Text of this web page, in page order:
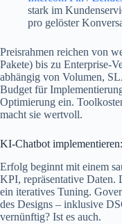
stark im
pro gelöster
Preisrahmen reichen von
Pakete) bis zu
abhängig von Volumen,
Budget für
Optimierung ein.
macht sie wertvoll.
KI-Chatbot
Erfolg beginnt mit einem
KPI, repräsentative Daten.
ein iteratives Tuning.
des Designs – inklusive
vernünftig? Ist es auch.